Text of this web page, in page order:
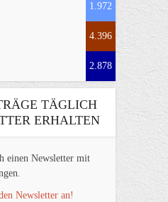
1.972
4.396
2.878
TÄGLICH
ERHALTEN
einen Newsletter mit
Newsletter an!